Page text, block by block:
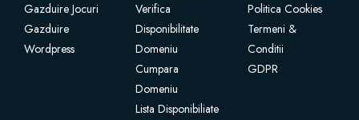
Professional Email
Website Backup
Gazduire Jocuri
Gazduire
Wordpress
Verifica
Disponibilitate
Domeniu
Cumpara
Domeniu
Lista Disponibiliate
Politica Cookies
Termeni &
Conditii
GDPR